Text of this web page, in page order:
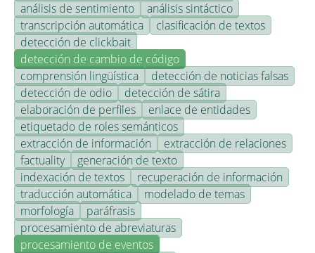
análisis de sentimiento
análisis sintáctico
transcripción automática
clasificación de textos
detección de clickbait
detección de cambio de código
comprensión lingüística
detección de noticias falsas
detección de odio
detección de sátira
elaboración de perfiles
enlace de entidades
etiquetado de roles semánticos
extracción de información
extracción de relaciones
factuality
generación de texto
indexación de textos
recuperación de información
traducción automática
modelado de temas
morfología
paráfrasis
procesamiento de abreviaturas
procesamiento de eventos